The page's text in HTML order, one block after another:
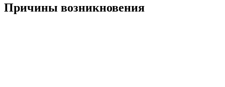
Причины возникновения